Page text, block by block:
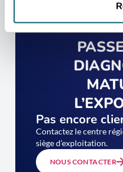
Pas encore
Contactez le centre
siège d’exploitation.
NOUS CONTACTER